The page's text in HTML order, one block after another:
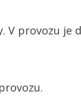
V provozu